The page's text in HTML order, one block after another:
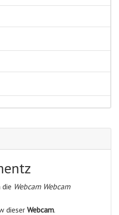
Webcam Webcam
dieser Webcam.